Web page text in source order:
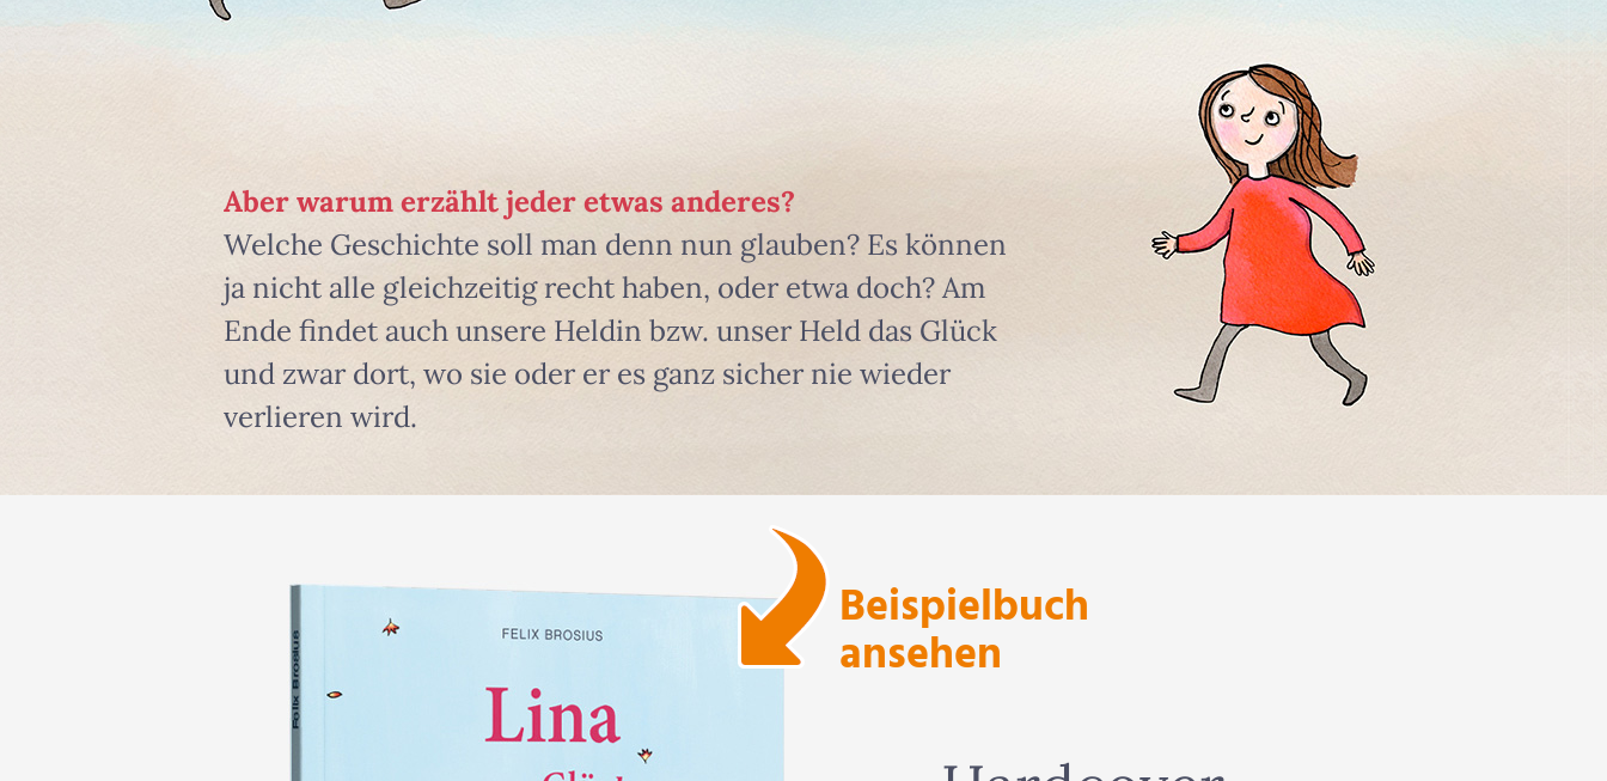
Aber warum erzählt jeder etwas anderes?
Welche Geschichte soll man denn nun glauben? Es können
ja nicht alle gleichzeitig recht haben, oder etwa doch? Am
Ende findet auch unsere Heldin bzw. unser Held das Glück
und zwar dort, wo sie oder er es ganz sicher nie wieder
verlieren wird.
Beispielbuch
ansehen